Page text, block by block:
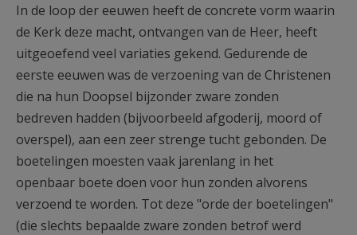
In de loop der eeuwen heeft de concrete vorm waarin
de Kerk deze macht, ontvangen van de Heer, heeft
uitgeoefend veel variaties gekend. Gedurende de
eerste eeuwen was de verzoening van de Christenen
die na hun Doopsel bijzonder zware zonden
bedreven hadden (bijvoorbeeld afgoderij, moord of
overspel), aan een zeer strenge tucht gebonden. De
boetelingen moesten vaak jarenlang in het
openbaar boete doen voor hun zonden alvorens
verzoend te worden. Tot deze "orde der boetelingen"
(die slechts bepaalde zware zonden betrof werd